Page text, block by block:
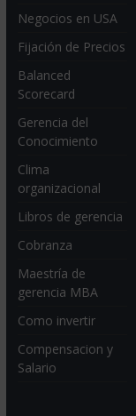
Negocios en USA
Fijación de Precios
Balanced
Scorecard
Gerencia del
Conocimiento
Clima
organizacional
Libros de gerencia
Cobranza
Maestría de
gerencia MBA
Como invertir
Compensacion y
Salario